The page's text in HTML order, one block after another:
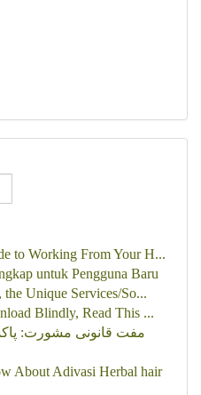
to Working From Your H...
untuk Pengguna Baru
Unique Services/So...
Blindly, Read This ...
مفت قانونی مشورت:
About Adivasi Herbal hair